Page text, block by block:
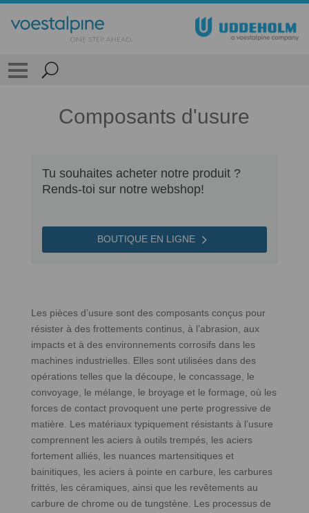
Composants d'usure
Tu souhaites acheter notre produit ?
Rends-toi sur notre webshop!
BOUTIQUE EN LIGNE
Les pièces d’usure sont des composants conçus pour
résister à des frottements continus, à l’abrasion, aux
impacts et à des environnements corrosifs dans les
machines industrielles. Elles sont utilisées dans des
opérations telles que la découpe, le concassage, le
convoyage, le mélange, le broyage et le formage, où les
forces de contact provoquent une perte progressive de
matière. Les matériaux typiquement résistants à l’usure
comprennent les aciers à outils trempés, les aciers
fortement alliés, les nuances martensitiques et
bainitiques, les aciers à pointe en carbure, les carbures
frittés, les céramiques, ainsi que les revêtements au
carbure de chrome ou de tungstène. Les processus de